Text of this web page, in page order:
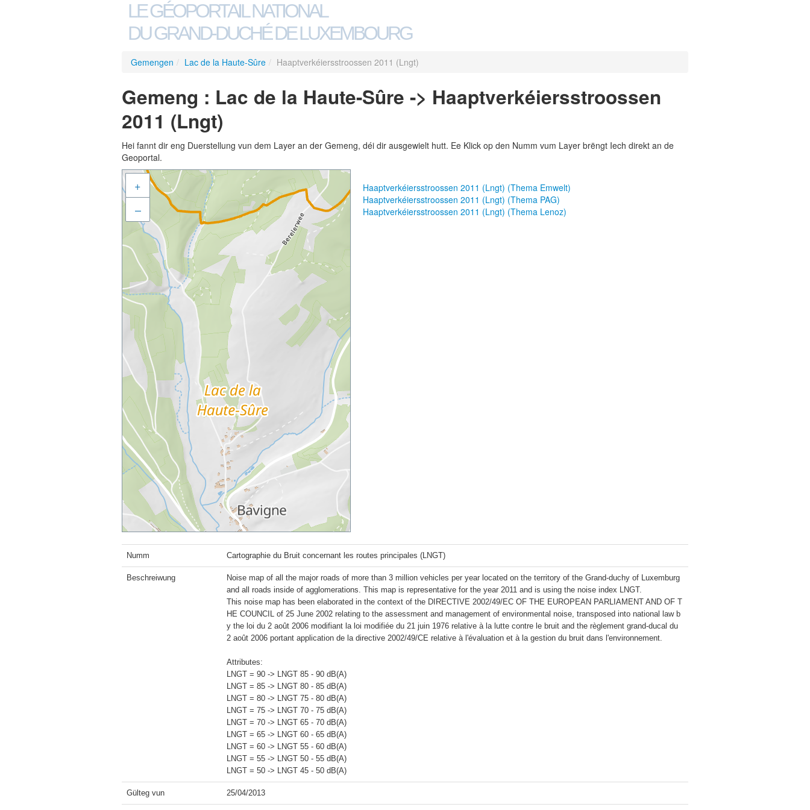
LE GÉOPORTAIL NATIONAL
DU GRAND-DUCHÉ DE LUXEMBOURG
Gemengen / Lac de la Haute-Sûre / Haaptverkéiersstroossen 2011 (Lngt)
Gemeng : Lac de la Haute-Sûre -> Haaptverkéiersstroossen
2011 (Lngt)
Hei fannt dir eng Duerstellung vun dem Layer an der Gemeng, déi dir ausgewielt hutt. Ee Klick op den Numm vum Layer brëngt Iech direkt an de
Geoportal.
+
–
Haaptverkéiersstroossen 2011 (Lngt) (Thema Emwelt)
Haaptverkéiersstroossen 2011 (Lngt) (Thema PAG)
Haaptverkéiersstroossen 2011 (Lngt) (Thema Lenoz)
Numm Cartographie du Bruit concernant les routes principales (LNGT)
Beschreiwung
Noise map of all the major roads of more than 3 million vehicles per year located on the territory of the Grand-duchy of Luxemburg
and all roads inside of agglomerations. This map is representative for the year 2011 and is using the noise index LNGT.
This noise map has been elaborated in the context of the DIRECTIVE 2002/49/EC OF THE EUROPEAN PARLIAMENT AND OF T
HE COUNCIL of 25 June 2002 relating to the assessment and management of environmental noise, transposed into national law b
y the loi du 2 août 2006 modifiant la loi modifiée du 21 juin 1976 relative à la lutte contre le bruit and the règlement grand-ducal du
2 août 2006 portant application de la directive 2002/49/CE relative à l'évaluation et à la gestion du bruit dans l'environnement.
Attributes:
LNGT = 90 -> LNGT 85 - 90 dB(A)
LNGT = 85 -> LNGT 80 - 85 dB(A)
LNGT = 80 -> LNGT 75 - 80 dB(A)
LNGT = 75 -> LNGT 70 - 75 dB(A)
LNGT = 70 -> LNGT 65 - 70 dB(A)
LNGT = 65 -> LNGT 60 - 65 dB(A)
LNGT = 60 -> LNGT 55 - 60 dB(A)
LNGT = 55 -> LNGT 50 - 55 dB(A)
Gülteg vun 25/04/2013